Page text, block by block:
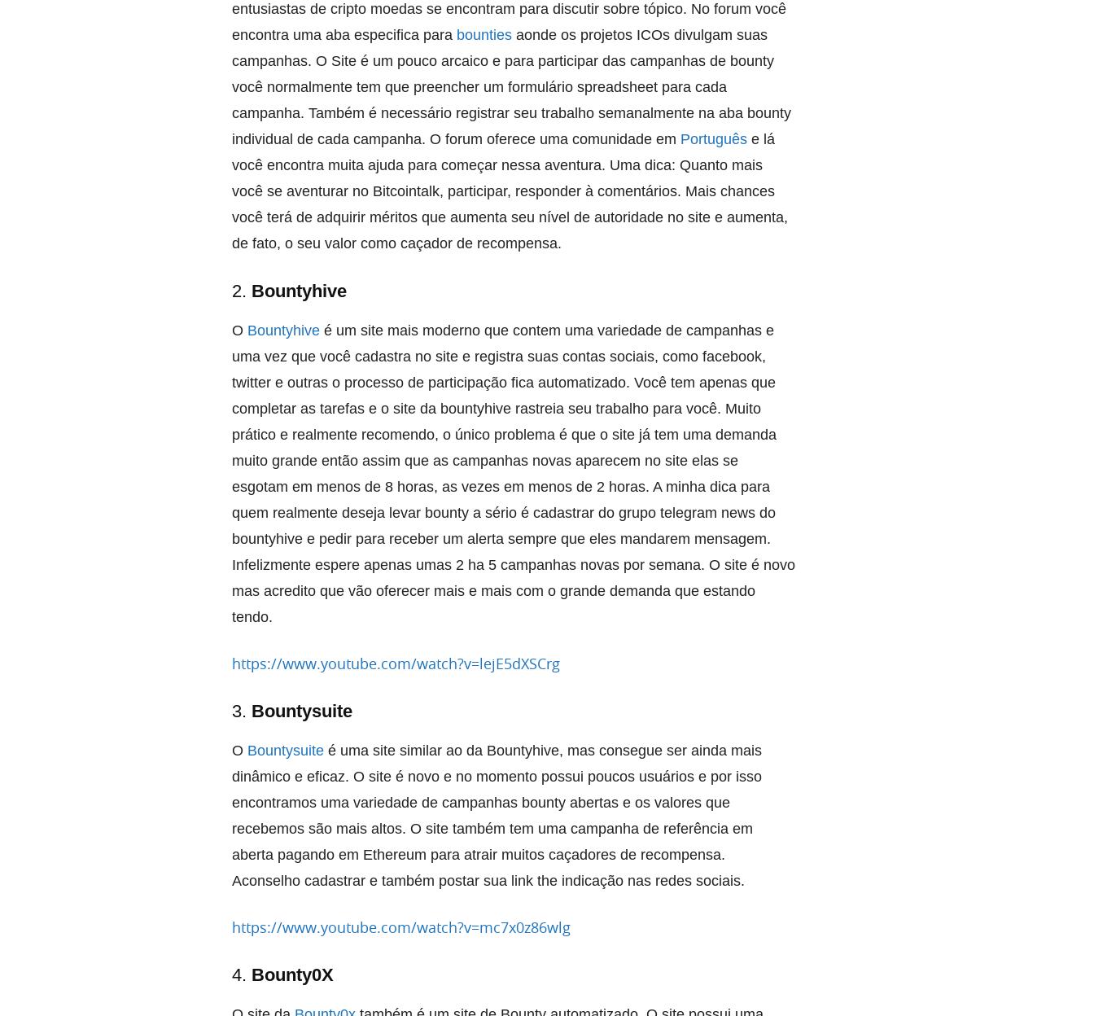
entusiastas de cripto moedas se encontram para discutir sobre tópico. No forum você
encontra uma aba especifica para bounties aonde os projetos ICOs divulgam suas
campanhas. O Site é um pouco arcaico e para participar das campanhas de bounty
você normalmente tem que preencher um formulário spreadsheet para cada
campanha. Também é necessário registrar seu trabalho semanalmente na aba bounty
individual de cada campanha. O forum oferece uma comunidade em Português e lá
você encontra muita ajuda para começar nessa aventura. Uma dica: Quanto mais
você se aventurar no Bitcointalk, participar, responder à comentários. Mais chances
você terá de adquirir méritos que aumenta seu nível de autoridade no site e aumenta,
de fato, o seu valor como caçador de recompensa.
2. Bountyhive
O Bountyhive é um site mais moderno que contem uma variedade de campanhas e
uma vez que você cadastra no site e registra suas contas sociais, como facebook,
twitter e outras o processo de participação fica automatizado. Você tem apenas que
completar as tarefas e o site da bountyhive rastreia seu trabalho para você. Muito
prático e realmente recomendo, o único problema é que o site já tem uma demanda
muito grande então assim que as campanhas novas aparecem no site elas se
esgotam em menos de 8 horas, as vezes em menos de 2 horas. A minha dica para
quem realmente deseja levar bounty a sério é cadastrar do grupo telegram news do
bountyhive e pedir para receber um alerta sempre que eles mandarem mensagem.
Infelizmente espere apenas umas 2 ha 5 campanhas novas por semana. O site é novo
mas acredito que vão oferecer mais e mais com o grande demanda que estando
tendo.
https://www.youtube.com/watch?v=lejE5dXSCrg
3. Bountysuite
O Bountysuite é uma site similar ao da Bountyhive, mas consegue ser ainda mais
dinâmico e eficaz. O site é novo e no momento possui poucos usuários e por isso
encontramos uma variedade de campanhas bounty abertas e os valores que
recebemos são mais altos. O site também tem uma campanha de referência em
aberta pagando em Ethereum para atrair muitos caçadores de recompensa.
Aconselho cadastrar e também postar sua link the indicação nas redes sociais.
https://www.youtube.com/watch?v=mc7x0z86wlg
4. Bounty0X